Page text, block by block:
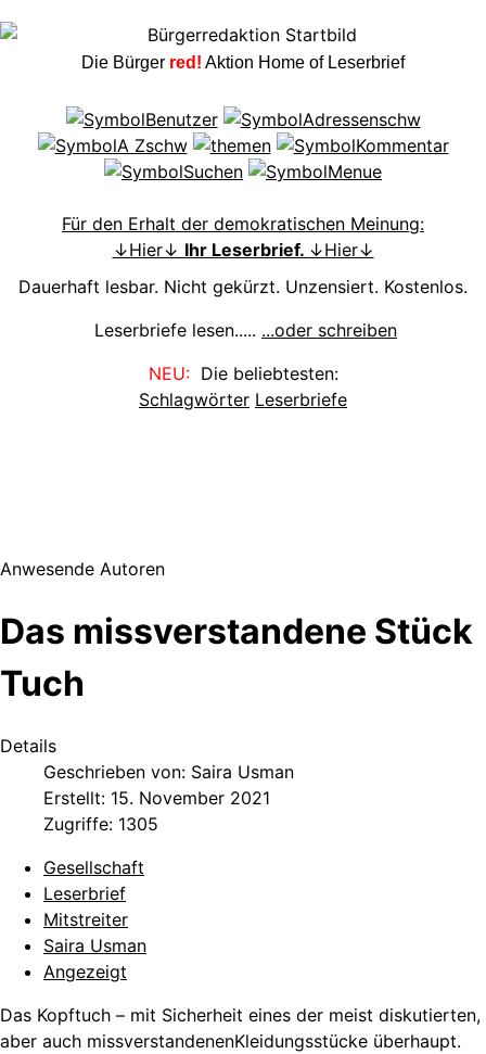
Die Bürger red! Aktion Home of Leserbrief
Für den Erhalt der demokratischen Meinung:
↓Hier↓ Ihr Leserbrief. ↓Hier↓
Dauerhaft lesbar. Nicht gekürzt. Unzensiert. Kostenlos.
Leserbriefe lesen..... ...oder schreiben
NEU:Die beliebtesten:
Schlagwörter Leserbriefe
Anwesende Autoren
Das missverstandene Stück
Tuch
Details
Geschrieben von: Saira Usman
Erstellt: 15. November 2021
Zugriffe: 1305
Gesellschaft
Leserbrief
Mitstreiter
Saira Usman
Angezeigt
Das Kopftuch – mit Sicherheit eines der meist diskutierten,
aber auch missverstandenenKleidungsstücke überhaupt.